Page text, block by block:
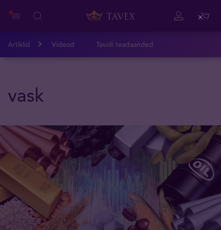
Artiklid Videod Tavidi teadaanded
vask
Close